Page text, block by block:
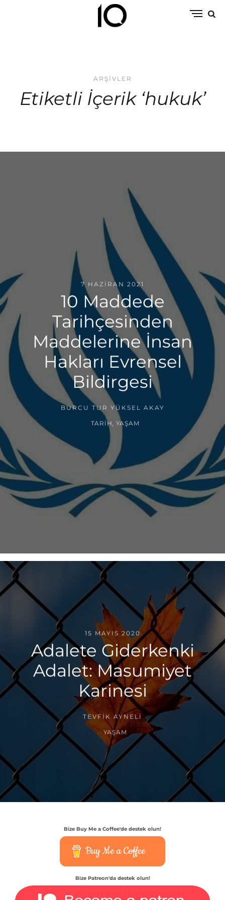
ARŞIVLER
Etiketli İçerik ‘hukuk’
7 HAZIRAN 2021
10 Maddede
Tarihçesinden
Maddelerine İnsan
Hakları Evrensel
Bildirgesi
BURCU TUR YÜKSEL AKAY
TARIH YAŞAM
15 MAYIS 2020
Adalete Giderkenki
Adalet: Masumiyet
Karinesi
TEVFIK AYNELI
YAŞAM
Bize Buy Me a Coffee'de destek olun!
Buy Me a Coffee
Bize Patreon'da destek olun!